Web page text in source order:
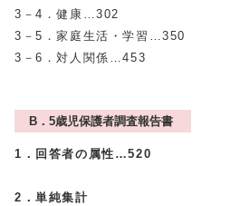
3－4．健康…302
3－5．家庭生活・学習…350
3－6．対人関係…453
B．5歳児保護者調査報告書
1．回答者の属性…520
2．単純集計